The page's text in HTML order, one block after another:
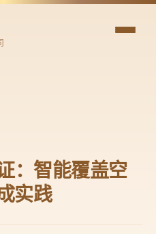
：智能覆盖空
实践